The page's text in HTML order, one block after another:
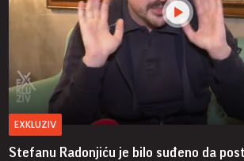
EXKLUZIV
Stefanu Radonjiću je bilo suđeno da